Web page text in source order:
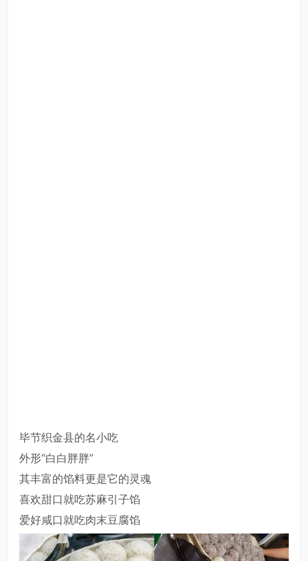
毕节织金县的名小吃
外形“白白胖胖”
其丰富的馅料更是它的灵魂
喜欢甜口就吃苏麻引子馅
爱好咸口就吃肉末豆腐馅